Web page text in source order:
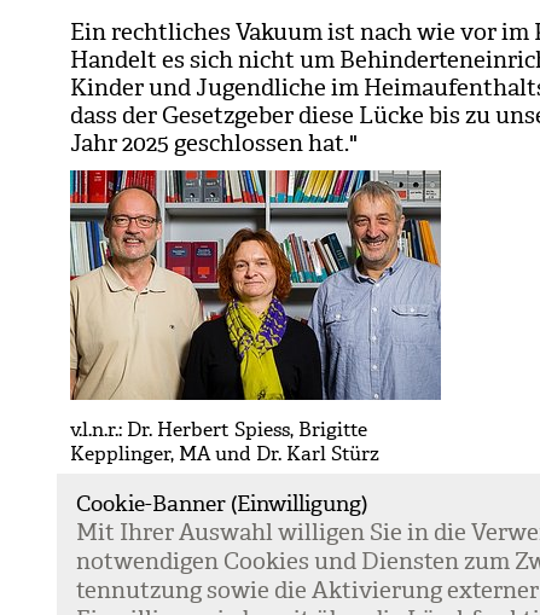
Cookie-Banner (Einwilligung)
Mit Ihrer Aus­wahl wil­li­gen Sie in die
not­wen­di­gen Coo­kies und Diens­ten zum
ten­nut­zung sowie die Akti­vie­rung
Ein recht­li­ches Vakuum ist nach wie vor im
Han­delt es sich nicht um
Kin­der und Jugend­li­che im
dass der Gesetz­ge­ber diese Lücke bis zu
Jahr 2025 geschlos­sen hat."
v.l.n.r.: Dr. Herbert Spiess, Brigitte
Kepplinger, MA und Dr. Karl Stürz
Kontakt